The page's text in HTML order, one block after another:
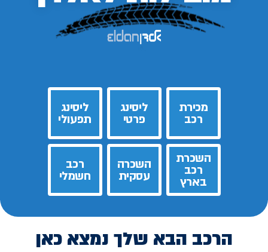
מכירת
רכב
ליסינג
פרטי
ליסינג
תפעולי
השכרת
רכב
בארץ
השכרה
עסקית
רכב
חשמלי
הרכב הבא שלך נמצא כאן